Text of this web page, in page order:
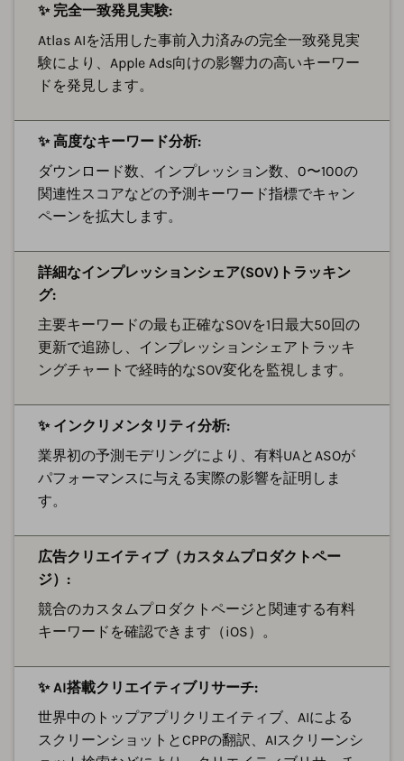
✨ 完全一致発見実験:
Atlas AIを活用した事前入力済みの完全一致発見実
験により、Apple Ads向けの影響力の高いキーワー
ドを発見します。
✨ 高度なキーワード分析:
ダウンロード数、インプレッション数、0〜100の
関連性スコアなどの予測キーワード指標でキャン
ペーンを拡大します。
詳細なインプレッションシェア(SOV)トラッキン
グ:
主要キーワードの最も正確なSOVを1日最大50回の
更新で追跡し、インプレッションシェアトラッキ
ングチャートで経時的なSOV変化を監視します。
✨ インクリメンタリティ分析:
業界初の予測モデリングにより、有料UAとASOが
パフォーマンスに与える実際の影響を証明しま
す。
広告クリエイティブ（カスタムプロダクトペー
ジ）:
競合のカスタムプロダクトページと関連する有料
キーワードを確認できます（iOS）。
✨ AI搭載クリエイティブリサーチ:
世界中のトップアプリクリエイティブ、AIによる
スクリーンショットとCPPの翻訳、AIスクリーンシ